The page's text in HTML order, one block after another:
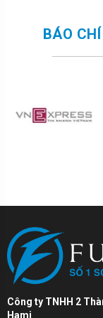
th&ocirc;ng minh,
kh&ocirc;ng gian sống
sofa giường lật nệm 307 Điểm kh&aacute;c
đơn giản, bạn
rộng r&atilde;i, chắc chắn. ✔ Thiết kế 2 trong
chắc chắn, độ
được ưa chuộng
Vinhomes Ocean
Nội. 🔹 Ph&ugrave; hợp nhiều kh&ocirc;ng gian sống Mẫu sofa
giường 307
linh hoạt cho: Căn hộ chung cư diện t&iacute;ch nhỏ
BÁO
Công ty TNHH 2
Hami